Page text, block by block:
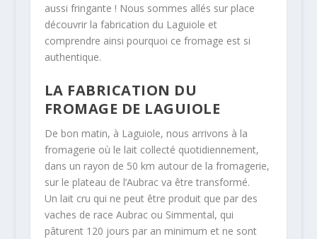
aussi fringante ! Nous sommes allés sur place
découvrir la fabrication du Laguiole et
comprendre ainsi pourquoi ce fromage est si
authentique.
LA FABRICATION DU
FROMAGE DE LAGUIOLE
De bon matin, à Laguiole, nous arrivons à la
fromagerie où le lait collecté quotidiennement,
dans un rayon de 50 km autour de la fromagerie,
sur le plateau de l’Aubrac va être transformé.
Un lait cru qui ne peut être produit que par des
vaches de race Aubrac ou Simmental, qui
pâturent 120 jours par an minimum et ne sont